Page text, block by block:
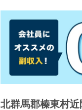
北群馬郡榛東村